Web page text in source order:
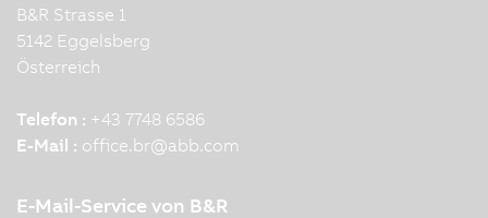
B&R Strasse 1
5142 Eggelsberg
Österreich
Telefon : +43 7748 6586
E-Mail : office.br@abb.com
E-Mail-Service von B&R